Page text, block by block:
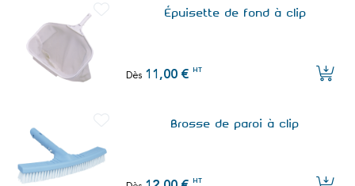
Épuisette de fond à clip
Dès 11,00 € HT
Brosse de paroi à clip
HT